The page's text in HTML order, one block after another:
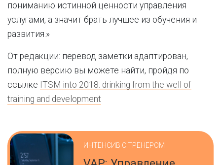
пониманию истинной ценности управления
услугами, а значит брать лучшее из обучения и
развития.»
От редакции: перевод заметки адаптирован,
полную версию вы можете найти, пройдя по
ссылке ITSM into 2018: drinking from the well of
training and development
ИНТЕНСИВ С ТРЕНЕРОМ